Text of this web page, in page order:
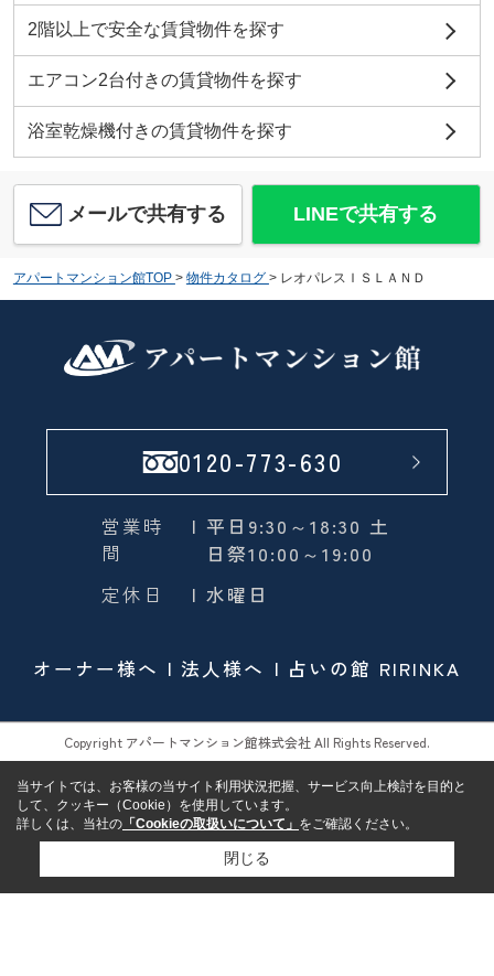
2階以上で安全な賃貸物件を探す
エアコン2台付きの賃貸物件を探す
浴室乾燥機付きの賃貸物件を探す
メールで共有する LINEで共有する
アパートマンション館TOP > 物件カタログ > レオパレスＩＳＬＡＮＤ
0120-773-630
営業時
間
| 平日9:30～18:30 土
日祭10:00～19:00
定休日
| 水曜日
オーナー様へ 法人様へ 占いの館 RIRINKA
Copyright アパートマンション館株式会社 All Rights Reserved.
当サイトでは、お客様の当サイト利用状況把握、サービス向上検討を目的と
して、クッキー（Cookie）を使用しています。
詳しくは、当社の 「Cookieの取扱いについて」 をご確認ください。
閉じる